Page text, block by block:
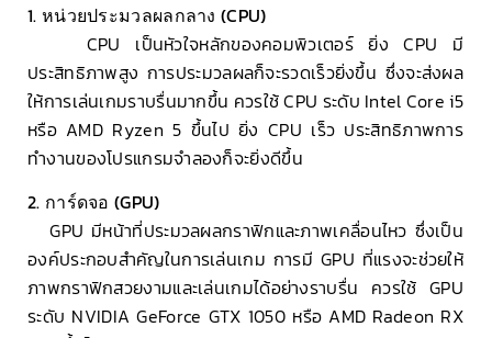
1. หน่วยประมวลผลกลาง (CPU)
CPU เป็นหัวใจหลักของคอมพิวเตอร์ ยิ่ง CPU มี
ประสิทธิภาพสูง การประมวลผลก็จะรวดเร็วยิ่งขึ้น ซึ่งจะส่งผล
ให้การเล่นเกมราบรื่นมากขึ้น ควรใช้ CPU ระดับ Intel Core i5
หรือ AMD Ryzen 5 ขึ้นไป ยิ่ง CPU เร็ว ประสิทธิภาพการ
ทำงานของโปรแกรมจำลองก็จะยิ่งดีขึ้น
2. การ์ดจอ (GPU)
GPU มีหน้าที่ประมวลผลกราฟิกและภาพเคลื่อนไหว ซึ่งเป็น
องค์ประกอบสำคัญในการเล่นเกม การมี GPU ที่แรงจะช่วยให้
ภาพกราฟิกสวยงามและเล่นเกมได้อย่างราบรื่น ควรใช้ GPU
ระดับ NVIDIA GeForce GTX 1050 หรือ AMD Radeon RX